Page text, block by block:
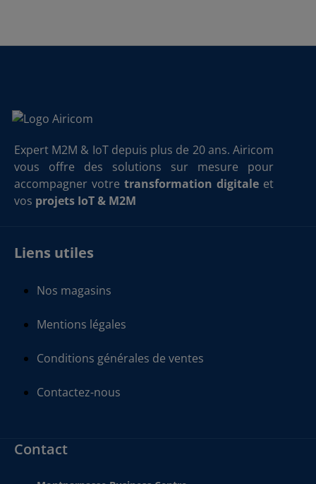
Expert M2M & IoT depuis plus de 20 ans. Airicom
vous offre des solutions sur mesure pour
accompagner votre transformation digitale et
vos projets IoT & M2M
Liens utiles
Nos magasins
Mentions légales
Conditions générales de ventes
Contactez-nous
Contact